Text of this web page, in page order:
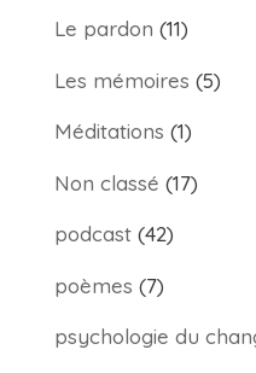
Le pardon (11)
Les mémoires (5)
Méditations (1)
Non classé (17)
podcast(42)
poèmes (7)
psychologie du